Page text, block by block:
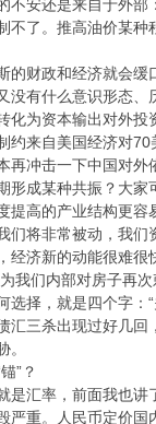
不安还是来自于外
不了。推高油价某
的财政和经济就会
没有什么意识形态
化为资本输出对外
约来自美国经济对
再冲击一下中国对
形成某种共振？大家
提高的产业结构更容
们将非常被动，我
经济新的动能很难
我们内部对房子再
选择，就是四个字：
汇三杀出现过好几
。
”？
是汇率，前面我也
严重。人民币定价国